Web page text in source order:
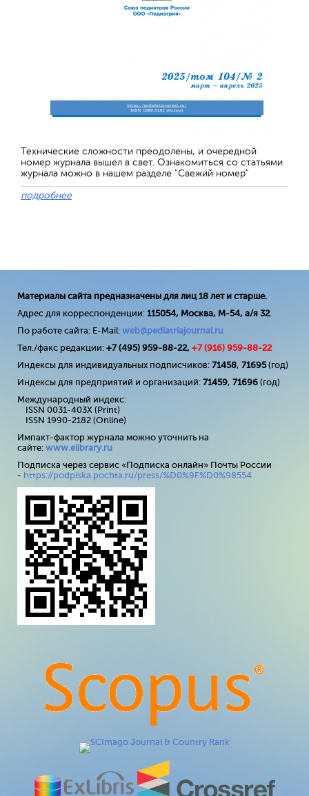
Технические сложности преодолены, и очередной
номер журнала вышел в свет. Ознакомиться со статьями
журнала можно в нашем разделе "Свежий номер"
подробнее
Материалы сайта предназначены для лиц 18 лет и старше.
Адрес для корреспонденции: 115054, Москва, М-54, а/я 32.
По работе сайта: E-Mail: web@pediatriajournal.ru
Тел./факс редакции: +7 (495) 959-88-22, +7 (916) 959-88-22
Индексы для индивидуальных подписчиков: 71458, 71695(год)
Индексы для предприятий и организаций: 71459, 71696 (год)
Международный индекс:
ISSN 0031-403X (Print)
ISSN 1990-2182 (Online)
Импакт-фактор журнала можно уточнить на
сайте: www.elibrary.ru
Подписка через сервис «Подписка онлайн» Почты России
- https://podpiska.pochta.ru/press/%D0%9F%D0%98554